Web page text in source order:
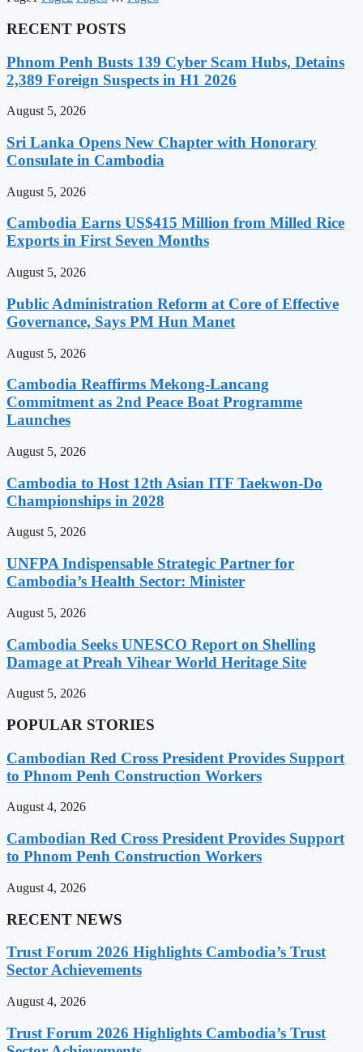
RECENT POSTS
Phnom Penh Busts 139 Cyber Scam Hubs, Detains
2,389 Foreign Suspects in H1 2026
August 5, 2026
Sri Lanka Opens New Chapter with Honorary
Consulate in Cambodia
August 5, 2026
Cambodia Earns US$415 Million from Milled Rice
Exports in First Seven Months
August 5, 2026
Public Administration Reform at Core of Effective
Governance, Says PM Hun Manet
August 5, 2026
Cambodia Reaffirms Mekong-Lancang
Commitment as 2nd Peace Boat Programme
Launches
August 5, 2026
Cambodia to Host 12th Asian ITF Taekwon-Do
Championships in 2028
August 5, 2026
UNFPA Indispensable Strategic Partner for
Cambodia’s Health Sector: Minister
August 5, 2026
Cambodia Seeks UNESCO Report on Shelling
Damage at Preah Vihear World Heritage Site
August 5, 2026
POPULAR STORIES
Cambodian Red Cross President Provides Support
to Phnom Penh Construction Workers
August 4, 2026
Cambodian Red Cross President Provides Support
to Phnom Penh Construction Workers
August 4, 2026
RECENT NEWS
Trust Forum 2026 Highlights Cambodia’s Trust
Sector Achievements
August 4, 2026
Trust Forum 2026 Highlights Cambodia’s Trust